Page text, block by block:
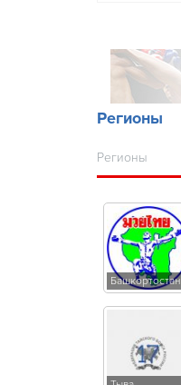
Регионы
Регионы
Башкортостан